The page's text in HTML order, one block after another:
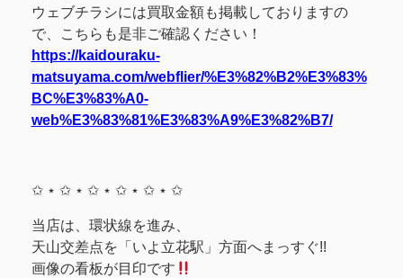
ウェブチラシには買取金額も掲載しておりますの
で、こちらも是非ご確認ください！
https://kaidouraku-
matsuyama.com/webflier/%E3%82%B2%E3%83%
BC%E3%83%A0-
web%E3%83%81%E3%83%A9%E3%82%B7/
✩ ⋆ ✩ ⋆ ✩ ⋆ ✩ ⋆ ✩ ⋆ ✩
当店は、環状線を進み、
天山交差点を「いよ立花駅」方面へまっすぐ!!
画像の看板が目印です